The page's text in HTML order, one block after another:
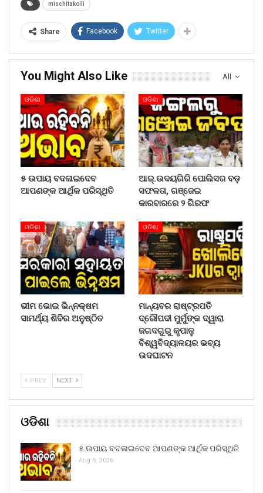
mischitakoili
Share Facebook Twitter
All
You Might Also Like
ଓଡିଶା
୫ ଉପାୟ ବଦଳାଇଦେବ
ଆପଣଙ୍କ ଆର୍ଥିକ ପରିସ୍ଥିତି
ଓଡିଶା
ଆର୍.ଉଦୟଗିରି ପୋଲିସର ବଡ଼
ସଫଳତା, ଗଞ୍ଜେଇ
କାରବାରରେ ୨ ଗିରଫ
ଓଡିଶା
ଭୀମ ଭୋଇ ଭିନ୍ନକ୍ଷମ
ସାମର୍ଥ୍ୟ ଶିବିର ଅନୁଷ୍ଠିତ
ଓଡିଶା
ମାନ୍ୟବର ରାଷ୍ଟ୍ରପତି
ଦ୍ରୌପଦୀ ମୁର୍ମୁଙ୍କ ଦ୍ୱାରା
ଜଗଦଗୁରୁ କୃପାଳୁ
ବିଶ୍ୱବିଦ୍ୟାଳୟର ଭବ୍ୟ
ଉଦଘାଟନ
PREV NEXT
ଓଡିଶା
୫ ଉପାୟ ବଦଳାଇଦେବ ଆପଣଙ୍କ ଆର୍ଥିକ ପରିସ୍ଥିତି
Aug 6, 2026